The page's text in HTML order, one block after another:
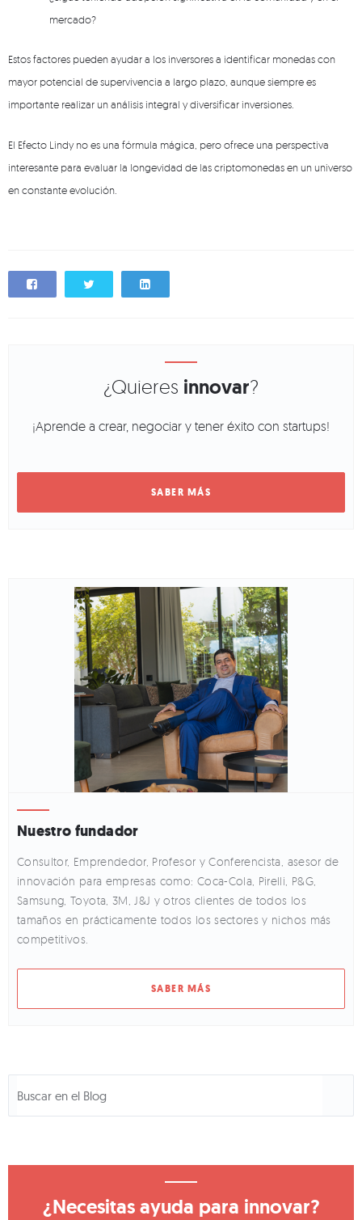
mercado?
Estos factores pueden ayudar a los inversores a identificar monedas con
mayor potencial de supervivencia a largo plazo, aunque siempre es
importante realizar un análisis integral y diversificar inversiones.
El Efecto Lindy no es una fórmula mágica, pero ofrece una perspectiva
interesante para evaluar la longevidad de las criptomonedas en un universo
en constante evolución.
¿Quieres innovar?
¡Aprende a crear, negociar y tener éxito con startups!
Nuestro fundador
Consultor, Emprendedor, Profesor y Conferencista, asesor de
innovación para empresas como: Coca-Cola, Pirelli, P&G,
Samsung, Toyota, 3M, J&J y otros clientes de todos los
tamaños en prácticamente todos los sectores y nichos más
competitivos.
SABER MÁS
¿Necesitas ayuda para innovar?